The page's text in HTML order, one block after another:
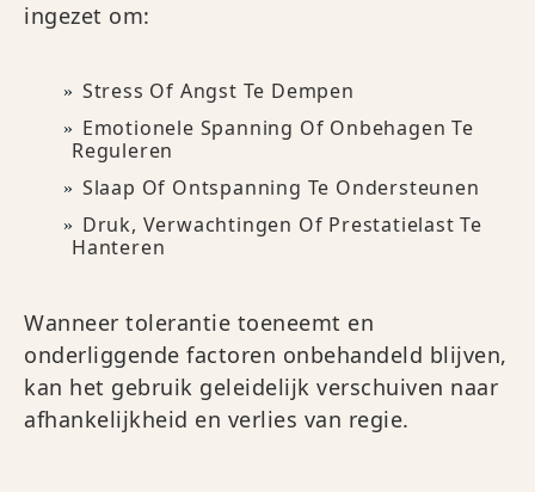
ingezet om:
Stress Of Angst Te Dempen
Emotionele Spanning Of Onbehagen Te
Reguleren
Slaap Of Ontspanning Te Ondersteunen
Druk, Verwachtingen Of Prestatielast Te
Hanteren
Wanneer tolerantie toeneemt en
onderliggende factoren onbehandeld blijven,
kan het gebruik geleidelijk verschuiven naar
afhankelijkheid en verlies van regie.